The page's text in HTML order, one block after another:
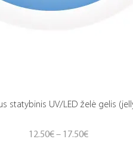
statybinis UV/LED želė gelis
12.50€ – 17.50€Price